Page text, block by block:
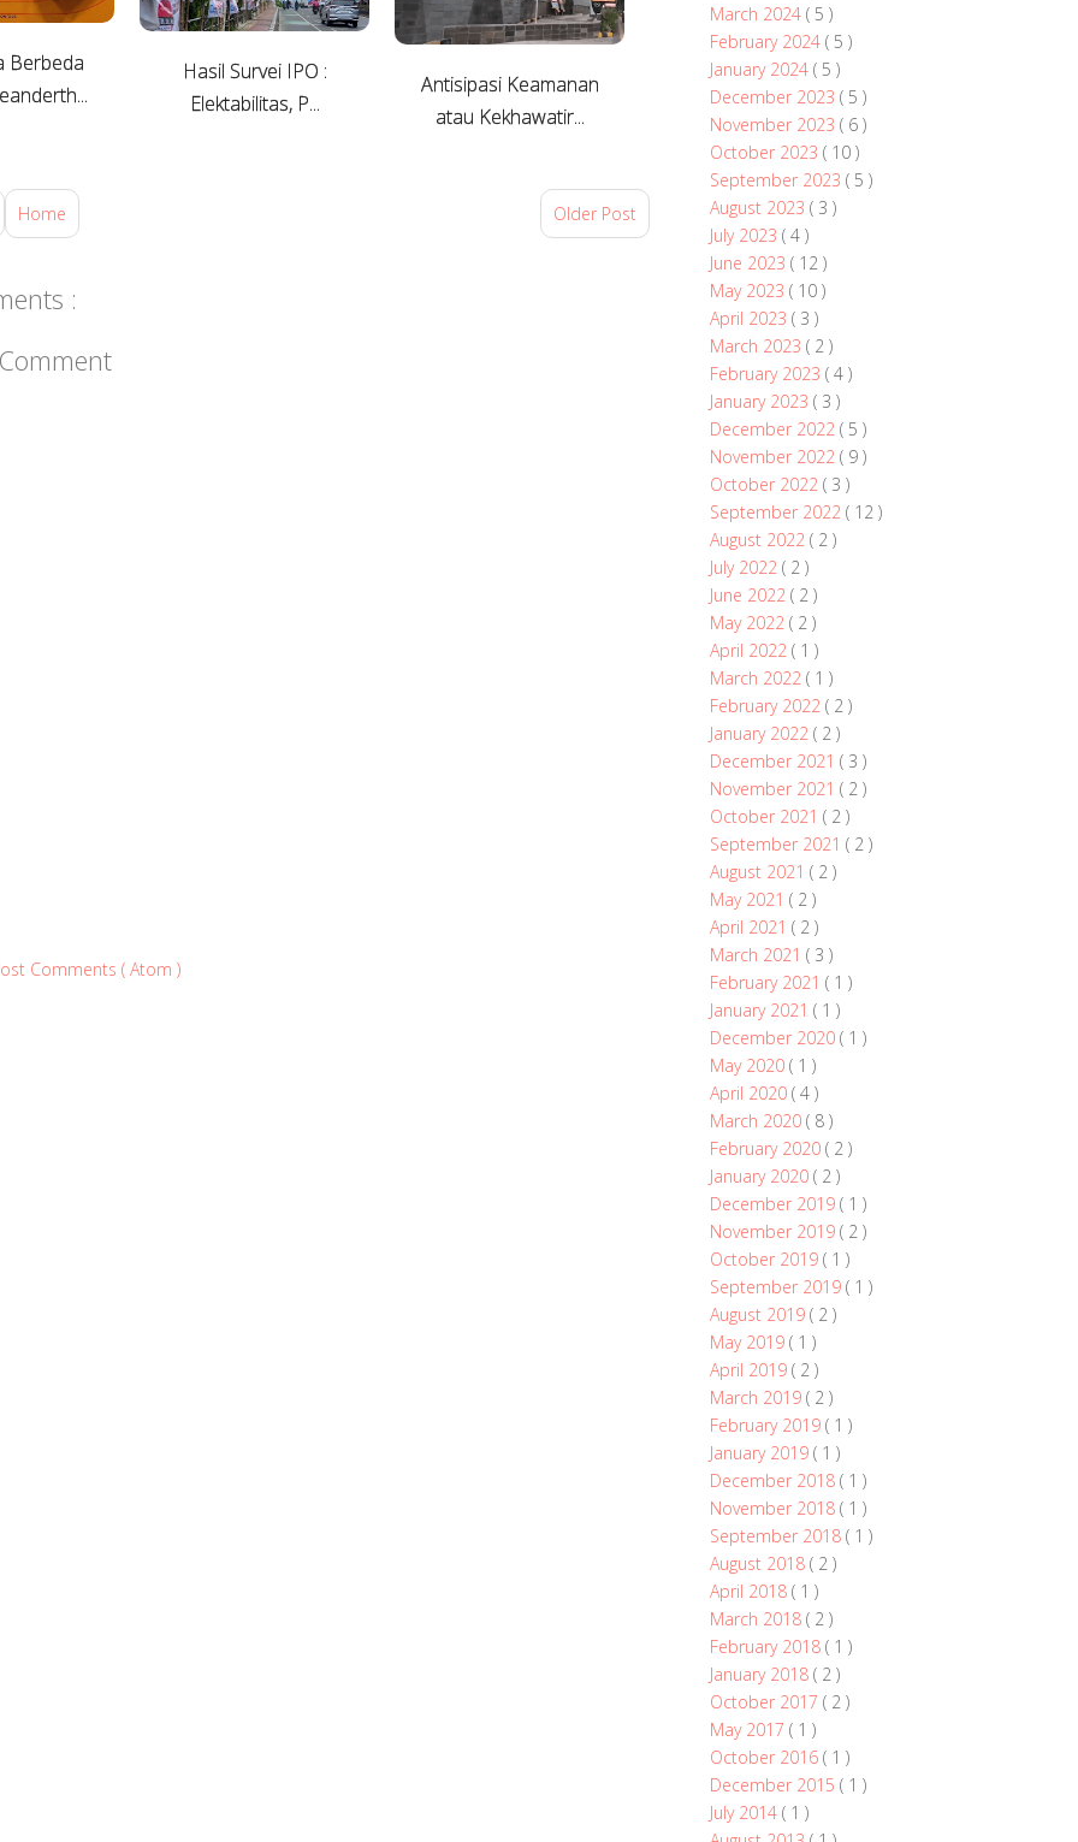
Berbeda
Hasil Survei IPO :
Elektabilitas, P...
Antisipasi Keamanan
atau Kekhawatir...
Older Post
Home
:
Comments ( Atom )
March 2024 ( 5 )
February 2024 ( 5 )
January 2024 ( 5 )
December 2023 ( 5 )
November 2023 ( 6 )
October 2023 ( 10 )
September 2023 ( 5 )
August 2023 ( 3 )
July 2023 ( 4 )
June 2023 ( 12 )
May 2023 ( 10 )
April 2023 ( 3 )
March 2023 ( 2 )
February 2023 ( 4 )
January 2023 ( 3 )
December 2022 ( 5 )
November 2022 ( 9 )
October 2022 ( 3 )
September 2022 ( 12 )
August 2022 ( 2 )
July 2022 ( 2 )
June 2022 ( 2 )
May 2022 ( 2 )
April 2022 ( 1 )
March 2022 ( 1 )
February 2022 ( 2 )
January 2022 ( 2 )
December 2021 ( 3 )
November 2021 ( 2 )
October 2021 ( 2 )
September 2021 ( 2 )
August 2021 ( 2 )
May 2021 ( 2 )
April 2021 ( 2 )
March 2021 ( 3 )
February 2021 ( 1 )
January 2021 ( 1 )
December 2020 ( 1 )
May 2020 ( 1 )
April 2020 ( 4 )
March 2020 ( 8 )
February 2020 ( 2 )
January 2020 ( 2 )
December 2019 ( 1 )
November 2019 ( 2 )
October 2019 ( 1 )
September 2019 ( 1 )
August 2019 ( 2 )
May 2019 ( 1 )
April 2019 ( 2 )
March 2019 ( 2 )
February 2019 ( 1 )
January 2019 ( 1 )
December 2018 ( 1 )
November 2018 ( 1 )
September 2018 ( 1 )
August 2018 ( 2 )
April 2018 ( 1 )
March 2018 ( 2 )
February 2018 ( 1 )
January 2018 ( 2 )
October 2017 ( 2 )
May 2017 ( 1 )
October 2016 ( 1 )
December 2015 ( 1 )
July 2014 ( 1 )